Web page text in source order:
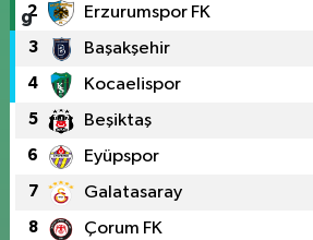
2 Erzurumspor FK
3 Başakşehir
4 Kocaelispor
5 Beşiktaş
6 Eyüpspor
7 Galatasaray
8 Çorum FK